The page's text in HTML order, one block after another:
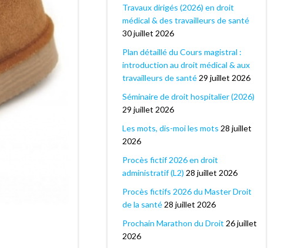
Travaux dirigés (2026) en droit
médical & des travailleurs de santé
30 juillet 2026
Plan détaillé du Cours magistral :
introduction au droit médical & aux
travailleurs de santé 29 juillet 2026
Séminaire de droit hospitalier (2026)
29 juillet 2026
Les mots, dis-moi les mots 28 juillet
2026
Procès fictif 2026 en droit
administratif (L2) 28 juillet 2026
Procès fictifs 2026 du Master Droit
de la santé 28 juillet 2026
Prochain Marathon du Droit 26 juillet
2026